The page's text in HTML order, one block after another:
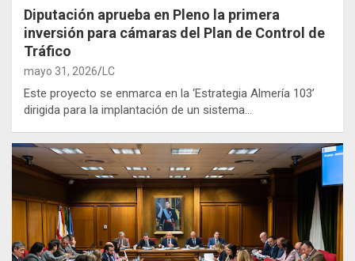
Diputación aprueba en Pleno la primera
inversión para cámaras del Plan de Control de
Tráfico
mayo 31, 2026 LC
Este proyecto se enmarca en la ‘Estrategia Almería 103’
dirigida para la implantación de un sistema…